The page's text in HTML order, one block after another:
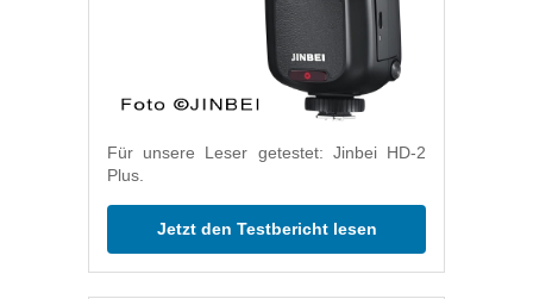
Für unsere Leser getestet: Jinbei HD-2
Plus.
Jetzt den Testbericht lesen